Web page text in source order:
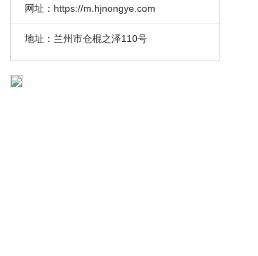
网址：https://m.hjnongye.com
地址：兰州市仓棍之泽110号